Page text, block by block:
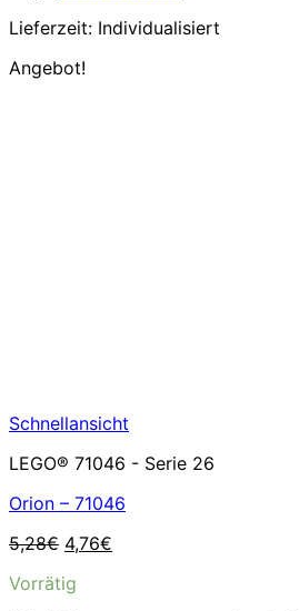
Lieferzeit: Individualisiert
Angebot!
Schnellansicht
LEGO® 71046 - Serie 26
Orion – 71046
5,28€ Ursprünglicher
war:
4,76€
Vorrätig